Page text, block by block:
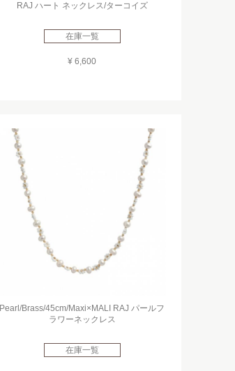
RAJ ハート ネックレス/ターコイズ
在庫一覧
¥ 6,600
Pearl/Brass/45cm/Maxi×MALI RAJ パールフ
ラワーネックレス
在庫一覧